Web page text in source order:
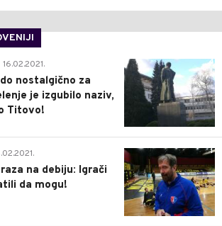
4
16.02.2021.
nostalgično za
je izgubilo naziv,
Titovo!
1
na debiju: Igrači
da mogu!